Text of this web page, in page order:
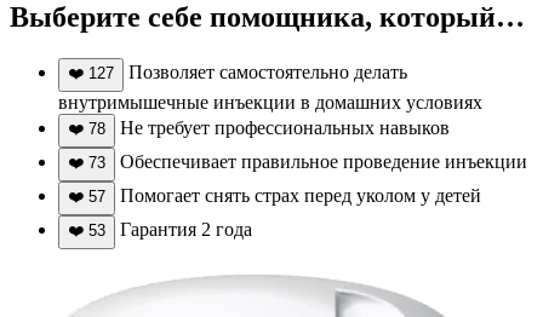
Выберите себе помощника, который…
❤️ 127
Позволяет самостоятельно делать
внутримышечные инъекции в домашних условиях
❤️ 78 Не требует профессиональных навыков
❤️ 73 Обеспечивает правильное проведение инъекции
❤️ 57 Помогает снять страх перед уколом у детей
❤️ 53 Гарантия 2 года